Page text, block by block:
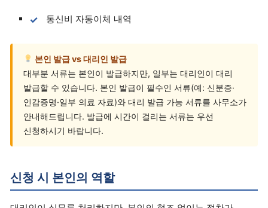
통신비 자동이체 내역
본인 발급 vs 대리인 발급
대부분 서류는 본인이 발급하지만, 일부는 대리인이 대리
발급할 수 있습니다. 본인 발급이 필수인 서류(예: 신분증·
인감증명·일부 의료 자료)와 대리 발급 가능 서류를 사무소가
안내해드립니다. 발급에 시간이 걸리는 서류는 우선
신청하시기 바랍니다.
신청 시 본인의 역할